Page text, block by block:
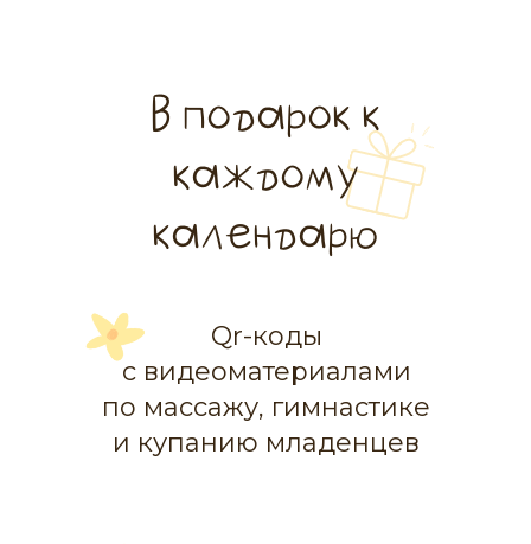
В подарок к
каждому
календарю
Qr-коды
с видеоматериалами
по массажу, гимнастике
и купанию младенцев